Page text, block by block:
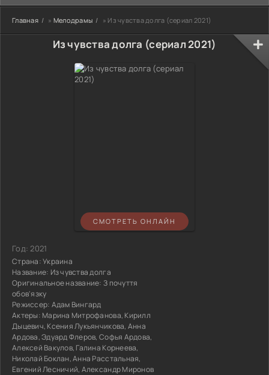
Главная » Мелодрамы » Из чувства долга (сериал 2021)
Из чувства долга (сериал 2021)
СМОТРЕТЬ ОНЛАЙН
Год:2021
Страна:Украина
Название: Из чувства долга
Оригинальное название: З почуття
обов'язку
Режиссер: Адам Вингард
Актеры: Марина Митрофанова, Кирилл
Дыцевич, Ксения Лукьянчикова, Анна
Ардова, Эдуард Флеров, Софья Ардова,
Алексей Вакулов, Галина Корнеева,
Николай Боклан, Анна Расстальная,
Евгений Лесничий, Александр Миронов